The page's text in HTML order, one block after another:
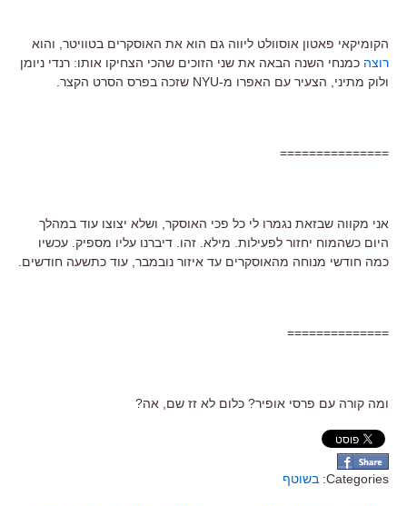
הקומיקאי פאטון אוסוולט ליווה גם הוא את האוסקרים בטוויטר, והוא
רוצה כמנחי השנה הבאה את שני הזוכים שהכי הצחיקו אותו: רנדי ניומן
ולוק מתיני, הצעיר עם האפרו מ-NYU שזכה בפרס הסרט הקצר.
===============
אני מקווה שבזאת נגמרו לי כל פכי האוסקר, ושלא יצוצו עוד במהלך
היום כשהמוח יחזור לפעילות. מילא. זהו. דיברנו עליו מספיק. עכשיו
כמה חודשי מנוחה מהאוסקרים עד איזור נובמבר, עוד כתשעה חודשים.
==============
ומה קורה עם פרסי אופיר? כלום לא זז שם, אה?
Categories: בשוטף